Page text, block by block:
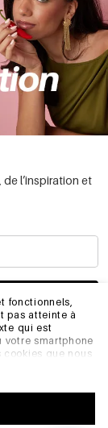
fonctionnels,
pas atteinte à
qui est
votre smartphone
cookies que nous
de vos
notre site
navigation et
l’inspiration et